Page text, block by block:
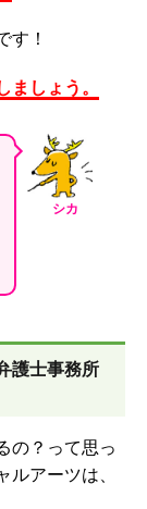
す！
ましょう。
シカ
護士事務所
の？って思っ
アーツは、